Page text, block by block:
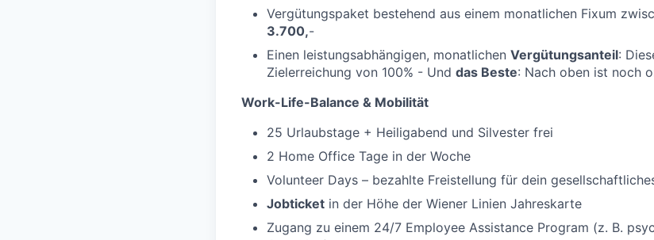
Vergütungspaket bestehend aus einem monatlichen Fixum
3.700,-
Einen leistungsabhängigen, monatlichen Vergütungsanteil:
Zielerreichung von 100% - Und das Beste: Nach oben ist noch
Work-Life-Balance & Mobilität
25 Urlaubstage + Heiligabend und Silvester frei
2 Home Office Tage in der Woche
Volunteer Days – bezahlte Freistellung für dein
Jobticket in der Höhe der Wiener Linien Jahreskarte
Zugang zu einem 24/7 Employee Assistance Program (z. B.